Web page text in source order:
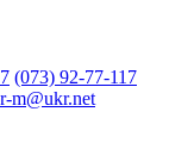
(073) 92-77-117
m@ukr.net